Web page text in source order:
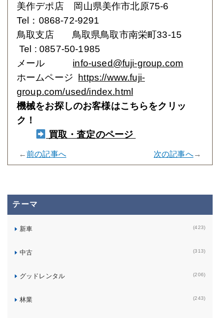
美作デポ店 岡山県美作市北原75-6
Tel：0868-72-9291
鳥取支店 鳥取県鳥取市南栄町33-15
Tel : 0857-50-1985
メール info-used@fuji-group.com
ホームページ https://www.fuji-
group.com/used/index.html
機械をお探しのお客様はこちらをクリッ
ク！
買取・査定のページ
←前の記事へ 次の記事へ→
テーマ
新車 (423)
中古 (313)
グッドレンタル (206)
林業 (243)